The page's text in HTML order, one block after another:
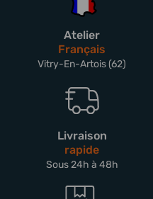
Atelier
Français
Vitry-En-Artois (62)
Livraison
rapide
Sous 24h à 48h